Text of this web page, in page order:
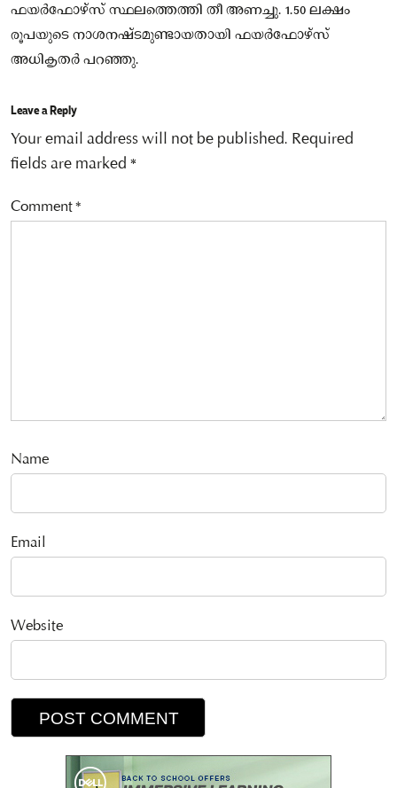
ഫയർഫോഴ്സ് സ്ഥലത്തെത്തി തീ അണച്ചു. 1.50 ലക്ഷം
രൂപയുടെ നാശനഷ്ടമുണ്ടായതായി ഫയർഫോഴ്സ്
അധികൃതർ പറഞ്ഞു.
Leave a Reply
Your email address will not be published. Required
fields are marked *
Comment*
Name
Email
Website